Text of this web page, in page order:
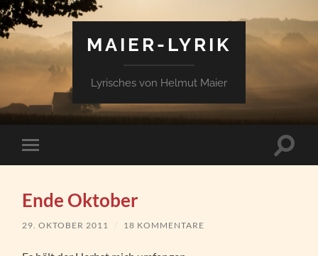
MAIER-LYRIK
Lyrisches von Helmut Maier
Mobile-
Menü
Ende Oktober
29. OKTOBER 2011 / 18 KOMMENTARE